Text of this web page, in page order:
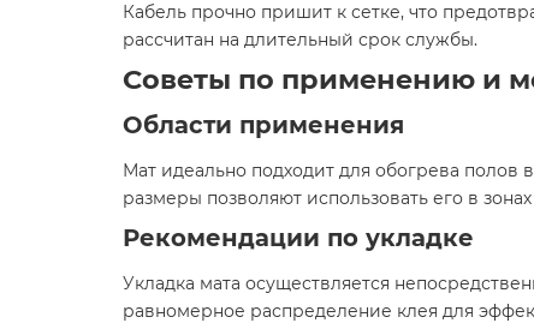
Кабель прочно пришит к сетке, что
рассчитан на длительный срок службы.​
Советы по применению и
Области применения
Мат идеально подходит для обогрева полов
размеры позволяют использовать его в
Рекомендации по укладке
Укладка мата осуществляется
равномерное распределение клея для